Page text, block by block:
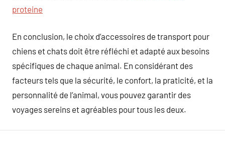
proteine
En conclusion, le choix d’accessoires de transport pour
chiens et chats doit être réfléchi et adapté aux besoins
spécifiques de chaque animal. En considérant des
facteurs tels que la sécurité, le confort, la praticité, et la
personnalité de l’animal, vous pouvez garantir des
voyages sereins et agréables pour tous les deux.